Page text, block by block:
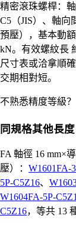
精密滾珠螺桿：
C5（JIS）、軸向
預壓），基本動
kN。有效螺紋長
尺寸表或洽拿順
交期相對短。
不熟悉精度等級
同規格其他長度
FA 軸徑 16 mm×
壓）： W1601FA-
5P-C5Z16、
W1604FA-5P-
C5Z16，等共 13